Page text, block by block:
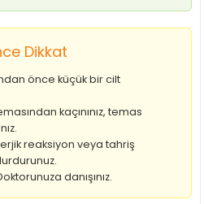
Dikkat
önce küçük bir cilt
kaçınınız, temas
reaksiyon veya tahriş
danışınız.